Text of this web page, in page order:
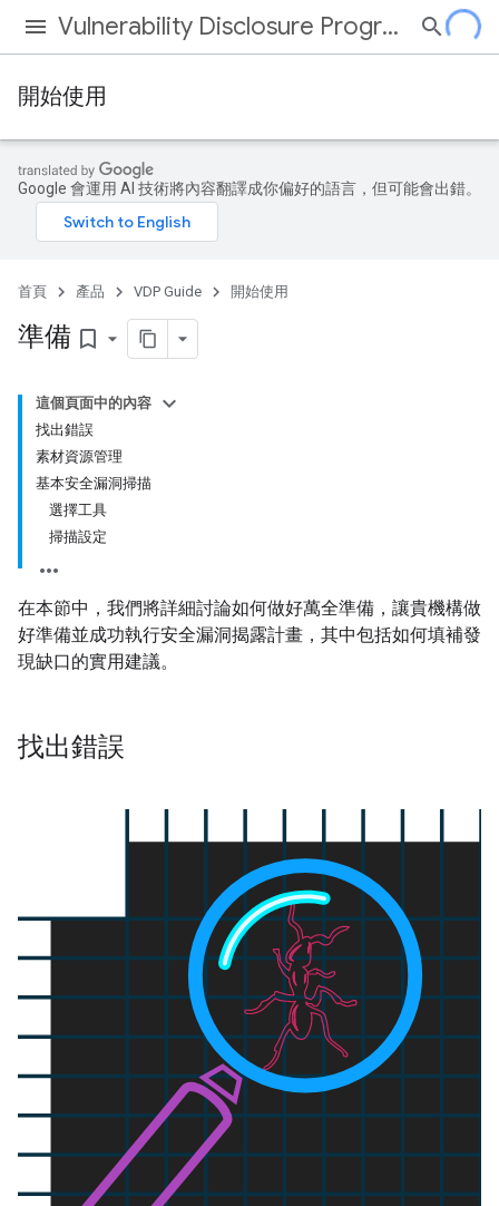
Vulnerability Disclosure Program
開始使用
Google 會運用 AI 技術將內容翻譯成你偏好的語言，但可能會出錯。
首頁 產品 VDP Guide 開始使用
準備 bookmark_border
這個頁面中的內容
找出錯誤
素材資源管理
基本安全漏洞掃描
選擇工具
掃描設定
在本節中，我們將詳細討論如何做好萬全準備，讓貴機構做
好準備並成功執行安全漏洞揭露計畫，其中包括如何填補發
現缺口的實用建議。
找出錯誤